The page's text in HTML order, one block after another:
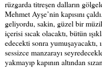
rüzgarda titreşen dalların
Mehmet Ayşe’nin kapısını
geliyordu, sakin, güzel bir
içerisi sıcak olacaktı, bütün
edecekti sonra yumuşayacaktı,
sessizce manzarayı
yakmayıp kapının altından